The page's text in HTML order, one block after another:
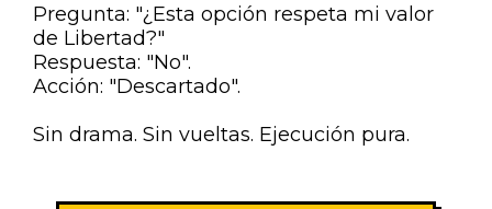
Pregunta: "¿Esta opción respeta mi valor
de Libertad?"
Respuesta: "No".
Acción: "Descartado".
Sin drama. Sin vueltas. Ejecución pura.